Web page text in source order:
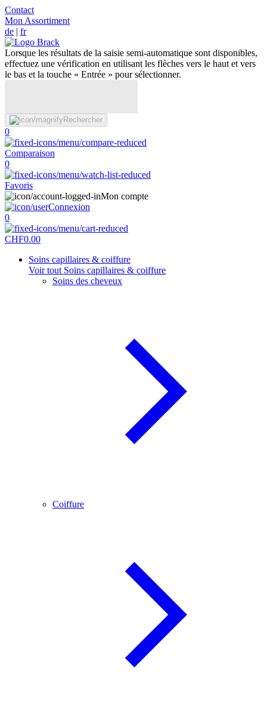
Contact
Mon Assortiment
de | fr
Lorsque les résultats de la saisie semi-automatique sont disponibles,
effectuez une vérification en utilisant les flèches vers le haut et vers
le bas et la touche « Entrée » pour sélectionner.
Rechercher
0
Comparaison
0
Favoris
Mon compte
Connexion
0
CHF0.00
Soins capillaires & coiffure
Voir tout Soins capillaires & coiffure
Soins des cheveux
Coiffure